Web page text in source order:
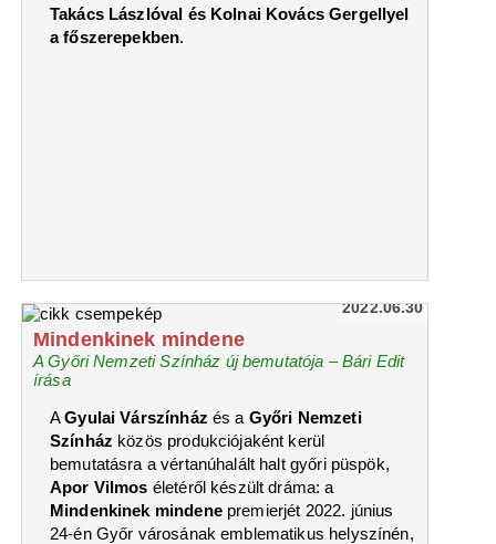
Takács Lászlóval és Kolnai Kovács Gergellyel
a főszerepekben.
2022.06.30
Mindenkinek mindene
A Győri Nemzeti Színház új bemutatója – Bári Edit
írása
AGyulai Várszínház és a Győri Nemzeti
Színház közös produkciójaként kerül
bemutatásra a vértanúhalált halt győri püspök,
Apor Vilmos életéről készült dráma: a
Mindenkinek mindenepremierjét 2022. június
24-én Győr városának emblematikus helyszínén,